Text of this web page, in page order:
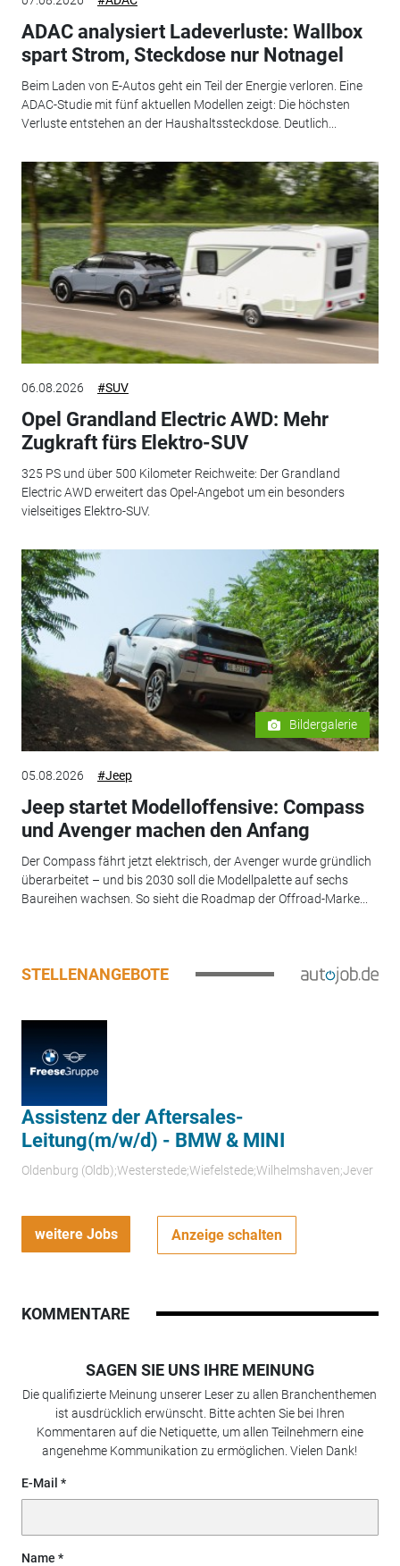
ADAC analysiert Ladeverluste: Wallbox
spart Strom, Steckdose nur Notnagel
Beim Laden von E-Autos geht ein Teil der Energie verloren. Eine
ADAC-Studie mit fünf aktuellen Modellen zeigt: Die höchsten
Verluste entstehen an der Haushaltssteckdose. Deutlich...
06.08.2026 #SUV
Opel Grandland Electric AWD: Mehr
Zugkraft fürs Elektro-SUV
325 PS und über 500 Kilometer Reichweite: Der Grandland
Electric AWD erweitert das Opel-Angebot um ein besonders
vielseitiges Elektro-SUV.
Bildergalerie
05.08.2026 #Jeep
Jeep startet Modelloffensive: Compass
und Avenger machen den Anfang
Der Compass fährt jetzt elektrisch, der Avenger wurde gründlich
überarbeitet – und bis 2030 soll die Modellpalette auf sechs
Baureihen wachsen. So sieht die Roadmap der Offroad-Marke...
STELLENANGEBOTE
Assistenz der Aftersales-
Leitung(m/w/d) - BMW & MINI
Oldenburg (Oldb);Westerstede;Wiefelstede;Wilhelmshaven;Jever
weitere Jobs Anzeige schalten
KOMMENTARE
SAGEN SIE UNS IHRE MEINUNG
Die qualifizierte Meinung unserer Leser zu allen Branchenthemen
ist ausdrücklich erwünscht. Bitte achten Sie bei Ihren
Kommentaren auf die Netiquette, um allen Teilnehmern eine
angenehme Kommunikation zu ermöglichen. Vielen Dank!
E-Mail
Name